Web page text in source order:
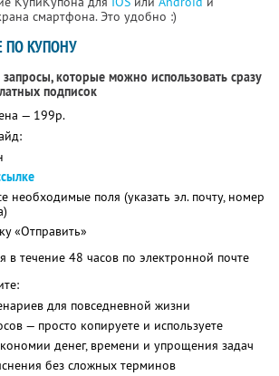
смартфона. Это удобно :)
ПО КУПОНУ
которые можно использовать сразу
подписок
— 199р.
необходимые поля (указать эл. почту, номер
«Отправить»
в течение 48 часов по электронной почте
для повседневной жизни
— просто копируете и используете
денег, времени и упрощения задач
без сложных терминов